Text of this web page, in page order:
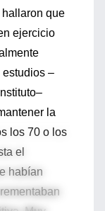
que
ejercicio
estudios –
la
los 70 o los
el
habían